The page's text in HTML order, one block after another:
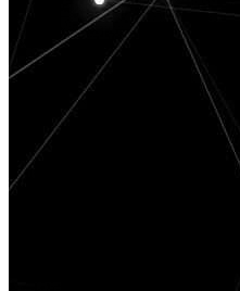
навигации
содержимому